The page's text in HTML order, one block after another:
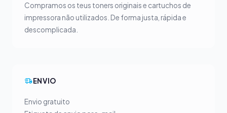
Compramos os teus toners originais e cartuchos de
impressora não utilizados. De forma justa, rápida e
descomplicada.
ENVIO
Envio gratuito